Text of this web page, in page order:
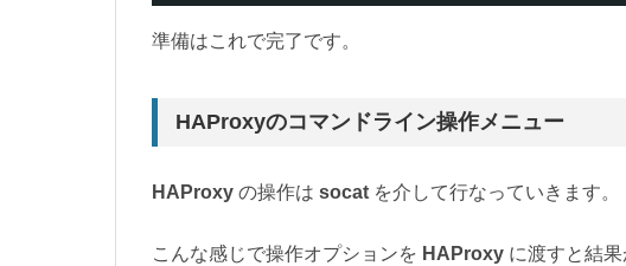
準備はこれで完了です。
HAProxyのコマンドライン操作メニュー
HAProxy の操作は socat を介して行なっていきます。
こんな感じで操作オプションを HAProxy に渡すと結果